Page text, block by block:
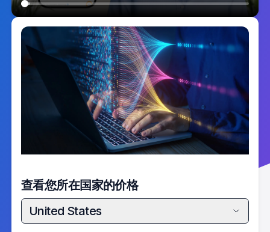
查看您所在国家的价格
United States